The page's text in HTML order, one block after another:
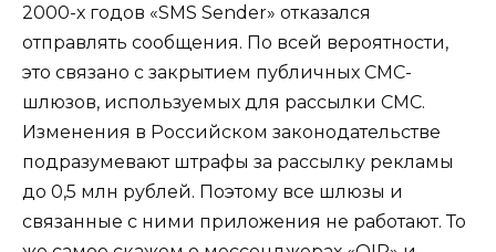
2000-х годов «SMS Sender» отказался
отправлять сообщения. По всей вероятности,
это связано с закрытием публичных СМС-
шлюзов, используемых для рассылки СМС.
Изменения в Российском законодательстве
подразумевают штрафы за рассылку рекламы
до 0,5 млн рублей. Поэтому все шлюзы и
связанные с ними приложения не работают. То